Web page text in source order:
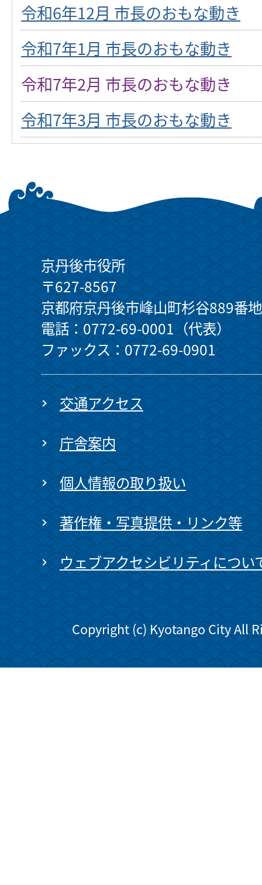
令和6年12月 市長のおもな動き
令和7年1月 市長のおもな動き
令和7年2月 市長のおもな動き
令和7年3月 市長のおもな動き
京丹後市役所
〒627-8567
京都府京丹後市峰山町杉谷889番地
電話：0772-69-0001（代表）
ファックス：0772-69-0901
交通アクセス
庁舎案内
個人情報の取り扱い
著作権・写真提供・リンク等
ウェブアクセシビリティについ
Copyright (c) Kyotango City All